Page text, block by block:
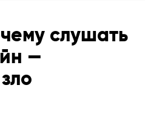
слушать
—